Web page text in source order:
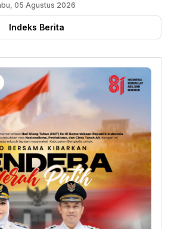
05 Agustus 2026
Indeks Berita